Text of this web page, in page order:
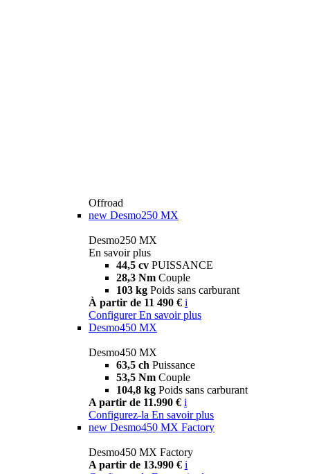
Offroad
new Desmo250 MX
Desmo250 MX
En savoir plus
44,5 cv PUISSANCE
28,3 Nm Couple
103 kg Poids sans carburant
À partir de 11 490 € i
Configurer En savoir plus
Desmo450 MX
Desmo450 MX
63,5 ch Puissance
53,5 Nm Couple
104,8 kg Poids sans carburant
A partir de 11.990 € i
Configurez-la En savoir plus
new Desmo450 MX Factory
Desmo450 MX Factory
A partir de 13.990 € i